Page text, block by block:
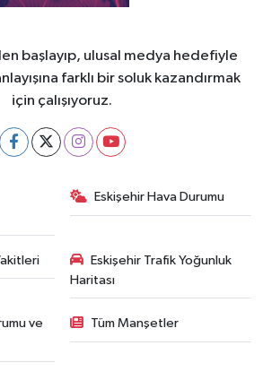
başlayıp, ulusal medya hedefiyle
farklı bir soluk kazandırmak
için çalışıyoruz.
Eskişehir Hava Durumu
Eskişehir Trafik Yoğunluk
Haritası
ve
Tüm Manşetler